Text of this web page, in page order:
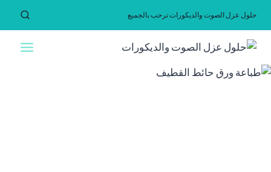
المحتوى
حلول عزل الصوت والديكورات ترحب بالجميع